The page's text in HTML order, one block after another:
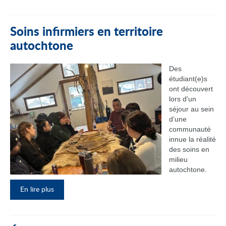
Soins infirmiers en territoire
autochtone
Des
étudiant(e)s
ont découvert
lors d'un
séjour au sein
d’une
communauté
innue la réalité
des soins en
milieu
autochtone.
En lire plus